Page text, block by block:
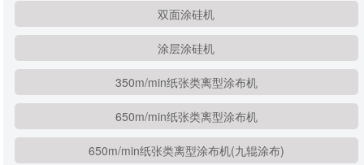
双面涂硅机
涂层涂硅机
350m/min纸张类离型涂布机
650m/min纸张类离型涂布机
650m/min纸张类离型涂布机(九辊涂布)